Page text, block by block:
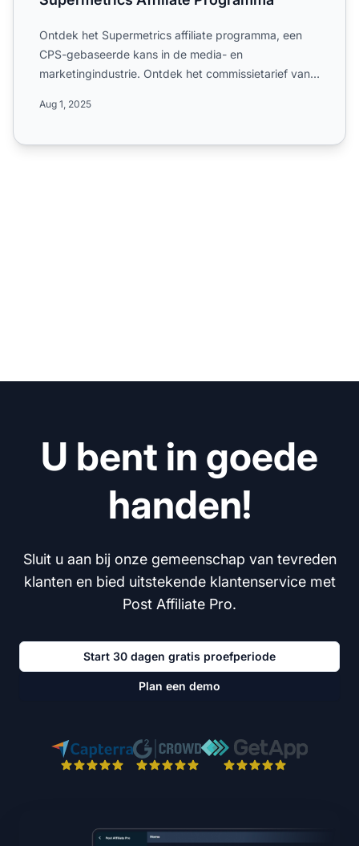
Ontdek het Supermetrics affiliate programma, een
CPS-gebaseerde kans in de media- en
marketingindustrie. Ontdek het commissietarief van
Aug 1, 2025
U bent in goede
handen!
Sluit u aan bij onze gemeenschap van tevreden
klanten en bied uitstekende klantenservice met
Post Affiliate Pro.
Start 30 dagen gratis proefperiode
Plan een demo